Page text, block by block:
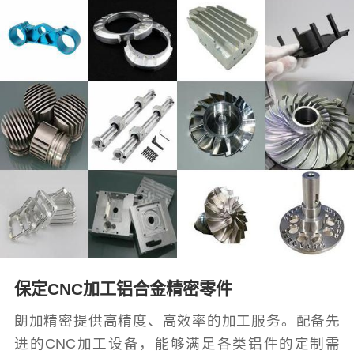
保定CNC加工铝合金精密零件
朗加精密提供高精度、高效率的加工服务。配备先
进的CNC加工设备，能够满足各类铝件的定制需